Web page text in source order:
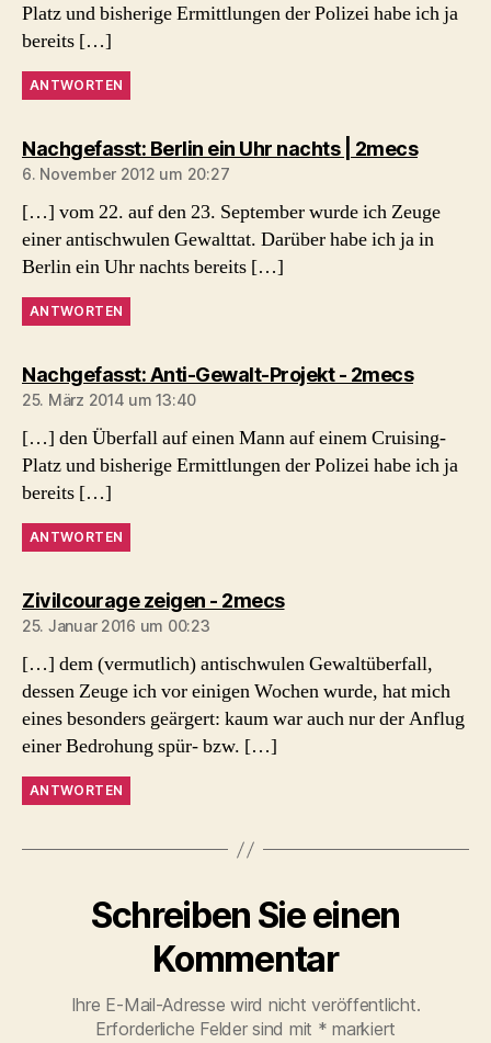
Platz und bisherige Ermittlungen der Polizei habe ich ja
bereits […]
ANTWORTEN
Nachgefasst: Berlin ein Uhr nachts | 2mecssagt:
6. November 2012 um 20:27
[…] vom 22. auf den 23. September wurde ich Zeuge
einer antischwulen Gewalttat. Darüber habe ich ja in
Berlin ein Uhr nachts bereits […]
ANTWORTEN
Nachgefasst: Anti-Gewalt-Projekt - 2mecssagt:
25. März 2014 um 13:40
[…] den Überfall auf einen Mann auf einem Cruising-
Platz und bisherige Ermittlungen der Polizei habe ich ja
bereits […]
ANTWORTEN
Zivilcourage zeigen - 2mecssagt:
25. Januar 2016 um 00:23
[…] dem (vermutlich) antischwulen Gewaltüberfall,
dessen Zeuge ich vor einigen Wochen wurde, hat mich
eines besonders geärgert: kaum war auch nur der Anflug
einer Bedrohung spür- bzw. […]
ANTWORTEN
Schreiben Sie einen
Kommentar
Ihre E-Mail-Adresse wird nicht veröffentlicht.
Erforderliche Felder sind mit * markiert